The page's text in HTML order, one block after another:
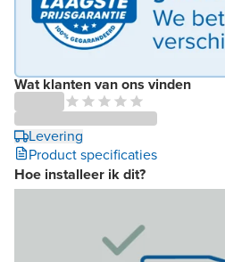
Wat klanten van ons vinden
Levering
Product specificaties
Hoe installeer ik dit?